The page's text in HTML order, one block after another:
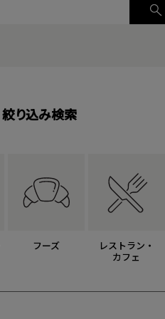
絞り込み検索
フーズ
レストラン・
カフェ